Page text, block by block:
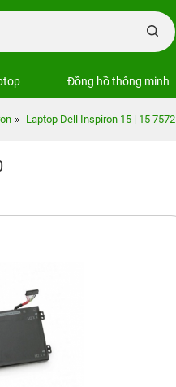
Đồng hồ thông minh
Laptop Dell Inspiron 15 | 15 7572